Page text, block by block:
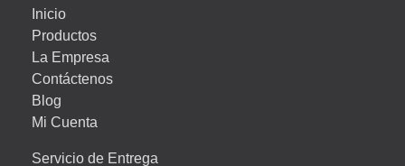
Inicio
Productos
La Empresa
Contáctenos
Blog
Mi Cuenta
Servicio de Entrega